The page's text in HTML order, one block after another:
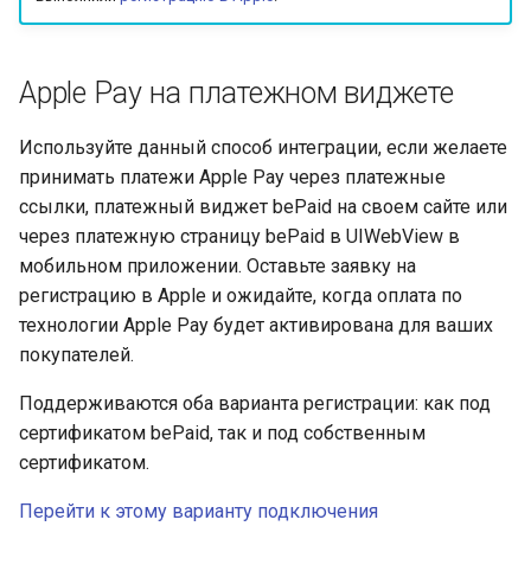
и
п
о
и
с
к
API version 3
Коды ошибок
криптовалюте
МТС Деньги 2
NetBanking
ЧАСТКАМI (онлайн-
кредит Паритетбанк)
Pix
QPay
платежа
Кастомизация
страницы
Запуск виджета с
данными из веб-
Перенаправление
клиента на страницу
Запрос статуса
транзакции по токену
Telegram bot bePaid
Сервис отчетности
Проверка KYC данных
Верификация
держателей карт
Языки платежной
страницы и
уведомлений
Параметры секции
smart_routing_verification
Провайдеры токенов
Параметры с
авиабилетов
Apple Pay на платежном виджете
Используйте данный способ интеграции, если желаете
принимать платежи Apple Pay через платежные
ссылки, платежный виджет bePaid на своем сайте или
через платежную страницу bePaid в UIWebView в
мобильном приложении. Оставьте заявку на
регистрацию в Apple и ожидайте, когда оплата по
технологии Apple Pay будет активирована для ваших
покупателей.
Поддерживаются оба варианта регистрации: как под
сертификатом bePaid, так и под собственным
сертификатом.
Перейти к этому варианту подключения